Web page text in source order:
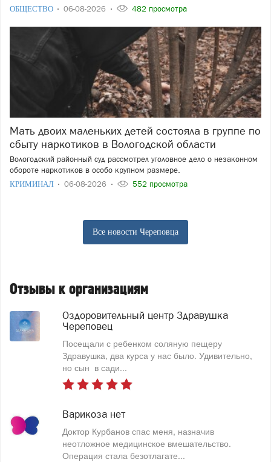
ОБЩЕСТВО
06-08-2026 482 просмотра
Мать двоих маленьких детей состояла в группе по
сбыту наркотиков в Вологодской области
Вологодский районный суд рассмотрел уголовное дело о незаконном
обороте наркотиков в особо крупном размере.
КРИМИНАЛ
06-08-2026 552 просмотра
Все новости Череповца
Отзывы к организациям
Оздоровительный центр Здравушка
Череповец
Посещали с ребенком соляную пещеру
Здравушка, два курса у нас было. Удивительно,
но сын в сади...
Варикоза нет
Доктор Курбанов спас меня, назначив
неотложное медицинское вмешательство.
Операция стала безотлагате...